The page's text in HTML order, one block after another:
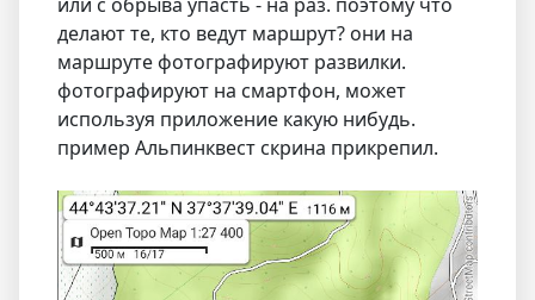
делают те, кто ведут маршрут? они на
маршруте фотографируют развилки.
фотографируют на смартфон, может
используя приложение какую нибудь.
пример Альпинквест скрина прикрепил.